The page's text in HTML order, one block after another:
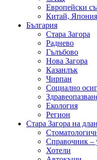
Европейски
Китай,
България
Стара Загора
Раднево
Гълъбово
Нова Загора
Казанлък
Чирпан
Социално
Екология
Регион
Стара Загора на длан
Справочник –
Хотели